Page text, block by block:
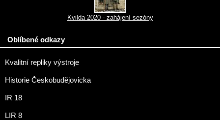
Kvilda 2020 - zahájení sezóny
Oblíbené odkazy
Kvalitní repliky výstroje
Historie Českobudějovicka
IR 18
LIR 8